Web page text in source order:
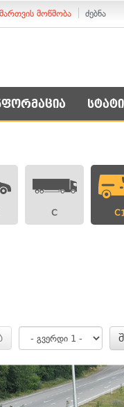
მართვის მოწმობა ძებნა
C